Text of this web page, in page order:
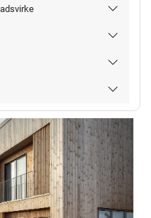
Nästa